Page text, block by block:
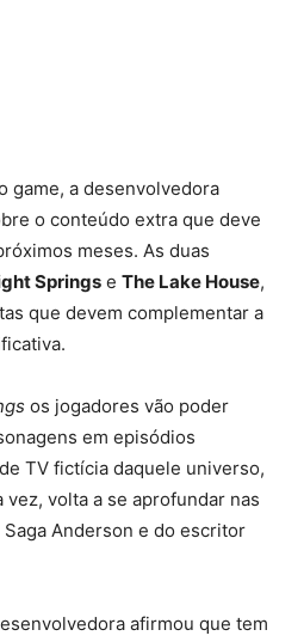
game, a desenvolvedora
o conteúdo extra que deve
meses. As duas
Springs e The Lake House,
que devem complementar a
os jogadores vão poder
em episódios
TV fictícia daquele universo,
vez, volta a se aprofundar nas
Anderson e do escritor
afirmou que tem